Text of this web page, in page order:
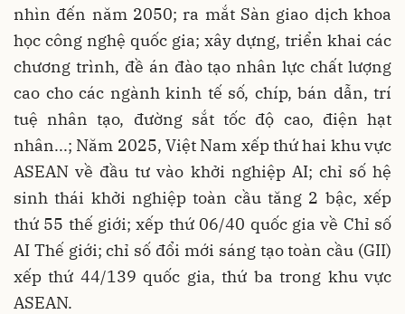
nhìn đến năm 2050; ra mắt Sàn giao dịch khoa
học công nghệ quốc gia; xây dựng, triển khai các
chương trình, đề án đào tạo nhân lực chất lượng
cao cho các ngành kinh tế số, chíp, bán dẫn, trí
tuệ nhân tạo, đường sắt tốc độ cao, điện hạt
nhân...; Năm 2025, Việt Nam xếp thứ hai khu vực
ASEAN về đầu tư vào khởi nghiệp AI; chỉ số hệ
sinh thái khởi nghiệp toàn cầu tăng 2 bậc, xếp
thứ 55 thế giới; xếp thứ 06/40 quốc gia về Chỉ số
AI Thế giới; chỉ số đổi mới sáng tạo toàn cầu (GII)
xếp thứ 44/139 quốc gia, thứ ba trong khu vực
ASEAN.